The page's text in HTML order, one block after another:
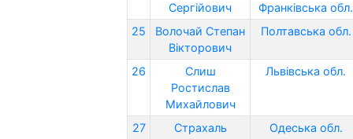
Сергійович
Франківська обл.
25
Волочай Степан
Вікторович
Полтавська обл.
26
Слиш
Ростислав
Михайлович
Львівська обл.
27
Страхаль
Одеська обл.